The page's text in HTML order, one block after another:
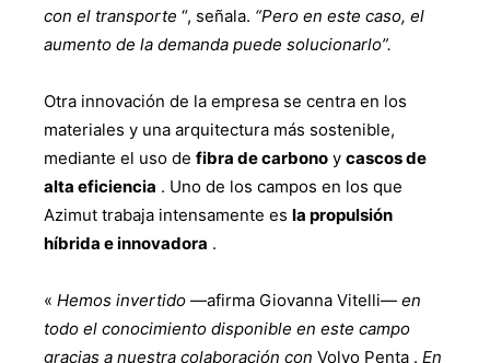
con el transporte “, señala. “Pero en este caso, el
aumento de la demanda puede solucionarlo”.
Otra innovación de la empresa se centra en los
materiales y una arquitectura más sostenible,
mediante el uso de fibra de carbono y cascos de
alta eficiencia . Uno de los campos en los que
Azimut trabaja intensamente es la propulsión
híbrida e innovadora .
« Hemos invertido —afirma Giovanna Vitelli— en
todo el conocimiento disponible en este campo
gracias a nuestra colaboración con Volvo Penta . En